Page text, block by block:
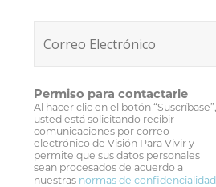
Permiso para contactarle
Al hacer clic en el botón “Suscríbase”,
usted está solicitando recibir
comunicaciones por correo
electrónico de Visión Para Vivir y
permite que sus datos personales
sean procesados de acuerdo a
nuestras normas de confidencialidad